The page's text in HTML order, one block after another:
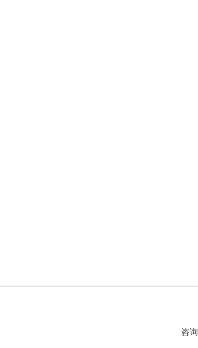
咨询